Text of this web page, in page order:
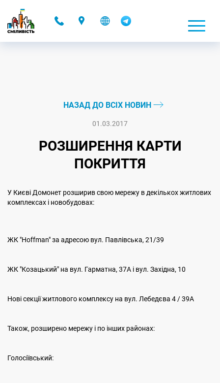
НАЗАД ДО ВСІХ НОВИН
01.03.2017
РОЗШИРЕННЯ КАРТИ
ПОКРИТТЯ
У Києві Домонет розширив свою мережу в декількох житлових
комплексах і новобудовах:
ЖК "Hoffman" за адресою вул. Павлівська, 21/39
ЖК "Козацький" на вул. Гарматна, 37А і вул. Західна, 10
Нові секції житлового комплексу на вул. Лебедєва 4 / 39А
Також, розширено мережу і по інших районах:
Голосіївський: